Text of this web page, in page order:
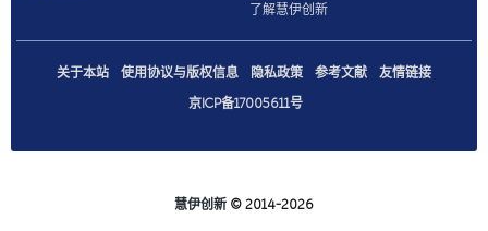
了解慧伊创新
关于本站 使用协议与版权信息 隐私政策 参考文献
友情链接
京ICP备17005611号
慧伊创新 © 2014-2026